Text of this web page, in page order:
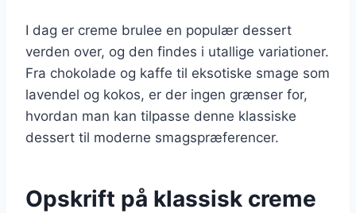
I dag er creme brulee en populær dessert
verden over, og den findes i utallige variationer.
Fra chokolade og kaffe til eksotiske smage som
lavendel og kokos, er der ingen grænser for,
hvordan man kan tilpasse denne klassiske
dessert til moderne smagspræferencer.
Opskrift på klassisk creme